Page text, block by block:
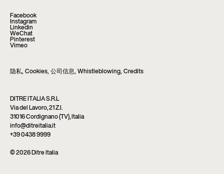
Facebook
Instagram
Linkedin
WeChat
Pinterest
Vimeo
隐私, Cookies, 公司信息, Whistleblowing, Credits
DITRE ITALIA S.R.L
Via del Lavoro, 21 Z.I.
31016 Cordignano (TV), Italia
info@ditreitalia.it
+39 0438 9999
© 2026 Ditre Italia